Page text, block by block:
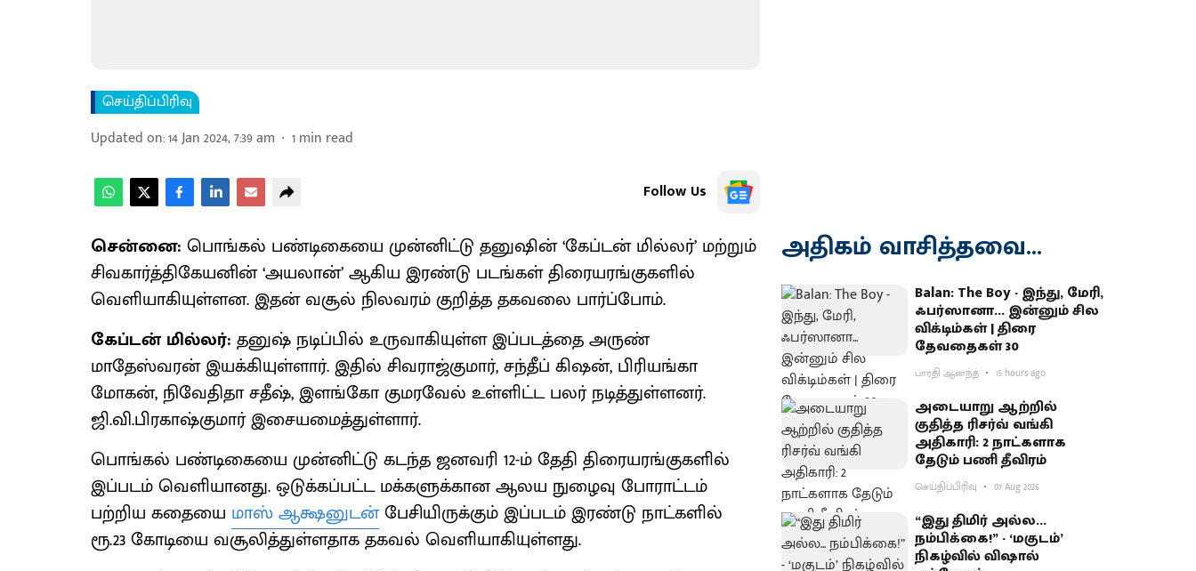
செய்திப்பிரிவு
Updated on:14 Jan 2024, 7:39 am 1min read
Follow Us
சென்னை: பொங்கல் பண்டிகையை முன்னிட்டு தனுஷின் ‘கேப்டன் மில்லர்’ மற்றும்
சிவகார்த்திகேயனின் ‘அயலான்’ ஆகிய இரண்டு படங்கள் திரையரங்குகளில்
வெளியாகியுள்ளன. இதன் வசூல் நிலவரம் குறித்த தகவலை பார்ப்போம்.
கேப்டன் மில்லர்: தனுஷ் நடிப்பில் உருவாகியுள்ள இப்படத்தை அருண்
மாதேஸ்வரன் இயக்கியுள்ளார். இதில் சிவராஜ்குமார், சந்தீப் கிஷன், பிரியங்கா
மோகன், நிவேதிதா சதீஷ், இளங்கோ குமரவேல் உள்ளிட்ட பலர் நடித்துள்ளனர்.
ஜி.வி.பிரகாஷ்குமார் இசையமைத்துள்ளார்.
பொங்கல் பண்டிகையை முன்னிட்டு கடந்த ஜனவரி 12-ம் தேதி திரையரங்குகளில்
இப்படம் வெளியானது. ஒடுக்கப்பட்ட மக்களுக்கான ஆலய நுழைவு போராட்டம்
பற்றிய கதையை மாஸ் ஆக்ஷனுடன்பேசியிருக்கும் இப்படம் இரண்டு நாட்களில்
ரூ.23 கோடியை வசூலித்துள்ளதாக தகவல் வெளியாகியுள்ளது.
அதிகம் வாசித்தவை...
Balan: The Boy - இந்து, மேரி,
ஃபர்ஸானா... இன்னும் சில
விக்டிம்கள் | திரை
தேவதைகள் 30
பாரதி ஆனந்த் 15 hours ago
அடையாறு ஆற்றில்
குதித்த ரிசர்வ் வங்கி
அதிகாரி: 2 நாட்களாக
தேடும் பணி தீவிரம்
செய்திப்பிரிவு 07 Aug 2026
“இது திமிர் அல்ல...
நம்பிக்கை!” - ‘மகுடம்’
நிகழ்வில் விஷால்